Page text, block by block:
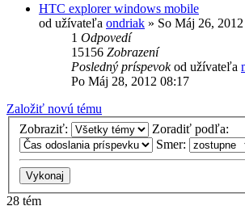
HTC explorer windows mobile
od užívateľa ondriak » So Máj 26,
1 Odpovedí
15156 Zobrazení
Posledný príspevokod užívateľa
Po Máj 28, 2012 08:17
Založiť novú tému
Zobraziť:
Zoradiť podľa:
Smer:
28 tém